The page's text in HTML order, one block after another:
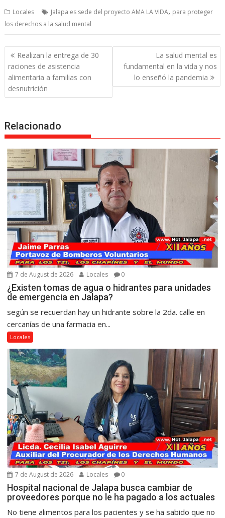
Locales Jalapa es sede del proyecto AMA LA VIDA, para proteger
los derechos a la salud mental
Post
navigation
Realizan la entrega de 30
raciones de asistencia
alimentaria a familias con
desnutrición
La salud mental es
fundamental en la vida y nos
lo enseñó la pandemia
Relacionado
7 de August de 2026 Locales 0
¿Existen tomas de agua o hidrantes para unidades
de emergencia en Jalapa?
según se recuerdan hay un hidrante sobre la 2da. calle en
cercanías de una farmacia en...
Locales
7 de August de 2026 Locales 0
Hospital nacional de Jalapa busca cambiar de
proveedores porque no le ha pagado a los actuales
No tiene alimentos para los pacientes y se ha sabido que no